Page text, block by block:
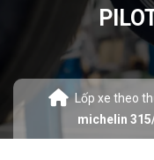
Lốp xe theo
michelin